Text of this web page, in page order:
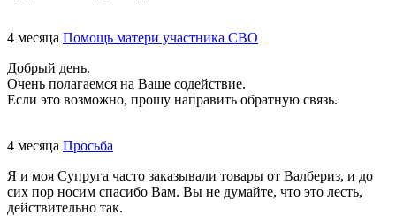
4 месяца Помощь матери участника СВО
Добрый день.
Очень полагаемся на Ваше содействие.
Если это возможно, прошу направить обратную связь.
4 месяца Просьба
Я и моя Супруга часто заказывали товары от Валбериз, и до
сих пор носим спасибо Вам. Вы не думайте, что это лесть,
действительно так.